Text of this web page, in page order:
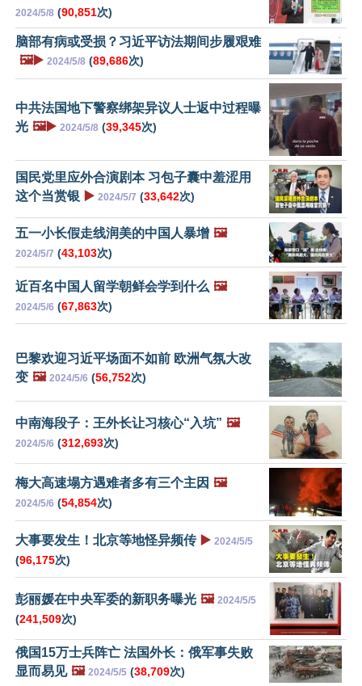
2024/5/8 (90,851次)
脑部有病或受损？习近平访法期间步履艰难
🖼️▶️ 2024/5/8 (89,686次)
中共法国地下警察绑架异议人士返中过程曝
光 🖼️▶️ 2024/5/8 (39,345次)
国民党里应外合演剧本 习包子囊中羞涩用
这个当赏银 ▶️ 2024/5/7 (33,642次)
五一小长假走线润美的中国人暴增 🖼️
2024/5/7 (43,103次)
近百名中国人留学朝鲜会学到什么 🖼️
2024/5/6 (67,863次)
巴黎欢迎习近平场面不如前 欧洲气氛大改
变 🖼️ 2024/5/6 (56,752次)
中南海段子：王外长让习核心“入坑” 🖼️
2024/5/6 (312,693次)
梅大高速塌方遇难者多有三个主因 🖼️
2024/5/6 (54,854次)
大事要发生！北京等地怪异频传 ▶️ 2024/5/5
(96,175次)
彭丽媛在中央军委的新职务曝光 🖼️ 2024/5/5
(241,509次)
俄国15万士兵阵亡 法国外长：俄军事失败
显而易见 🖼️ 2024/5/5 (38,709次)